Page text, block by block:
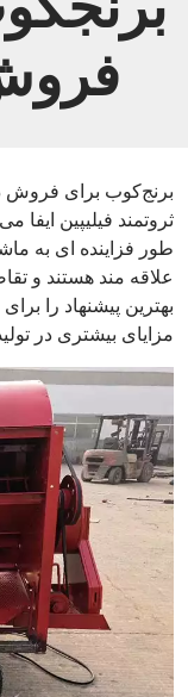
برنج‌کوب برای فروش
ثروتمند فیلیپین ایفا
طور فزاینده ای به
علاقه مند هستند و
بهترین پیشنهاد را
مزایای بیشتری در